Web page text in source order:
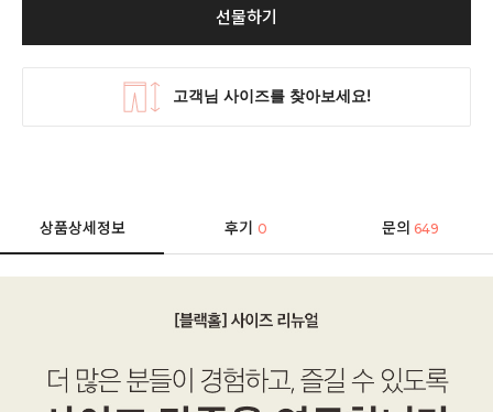
선물하기
상품상세정보 후기0 문의 649